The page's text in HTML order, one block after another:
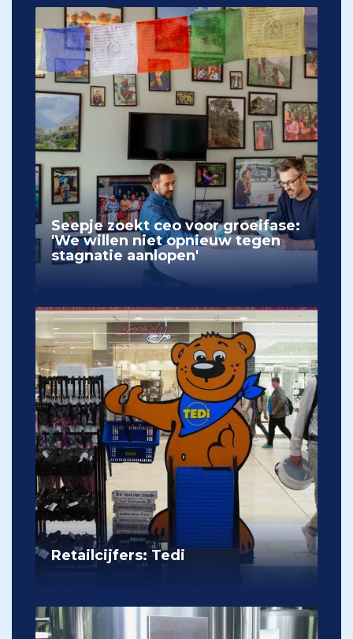
Seepje zoekt ceo voor groeifase:
'We willen niet opnieuw tegen
stagnatie aanlopen'
Retailcijfers: Tedi